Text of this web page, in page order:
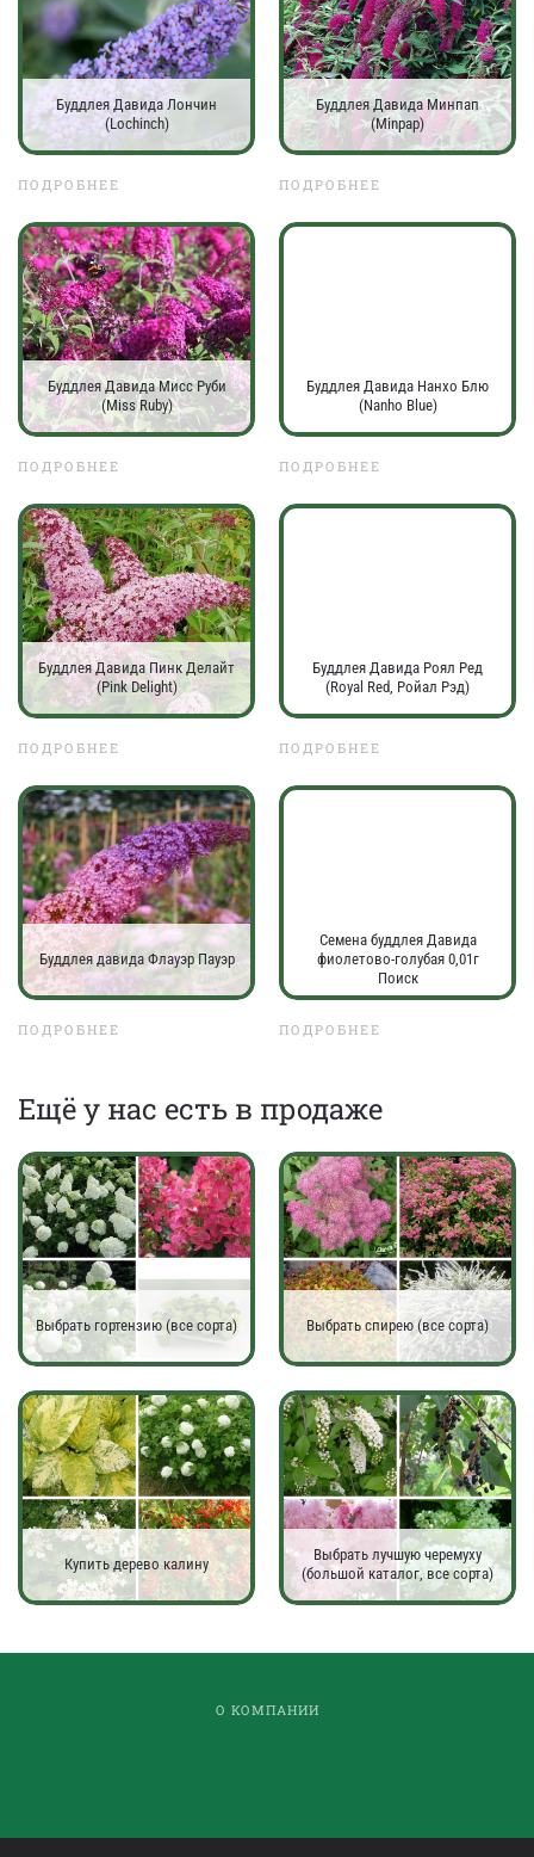
Буддлея Давида Лончин
(Lochinch)
ПОДРОБНЕЕ
Буддлея Давида Минпап
(Minpap)
ПОДРОБНЕЕ
Буддлея Давида Мисс Руби
(Miss Ruby)
ПОДРОБНЕЕ
Буддлея Давида Нанхо Блю
(Nanho Blue)
ПОДРОБНЕЕ
Буддлея Давида Пинк Делайт
(Pink Delight)
ПОДРОБНЕЕ
Буддлея Давида Роял Ред
(Royal Red, Ройал Рэд)
ПОДРОБНЕЕ
Буддлея давида Флауэр Пауэр
ПОДРОБНЕЕ
Семена буддлея Давида
фиолетово-голубая 0,01г
Поиск
ПОДРОБНЕЕ
Eщё у нас есть в продаже
Выбрать гортензию (все сорта) Выбрать спирею (все сорта)
Купить дерево калину
Выбрать лучшую черемуху
(большой каталог, все сорта)
О КОМПАНИИ